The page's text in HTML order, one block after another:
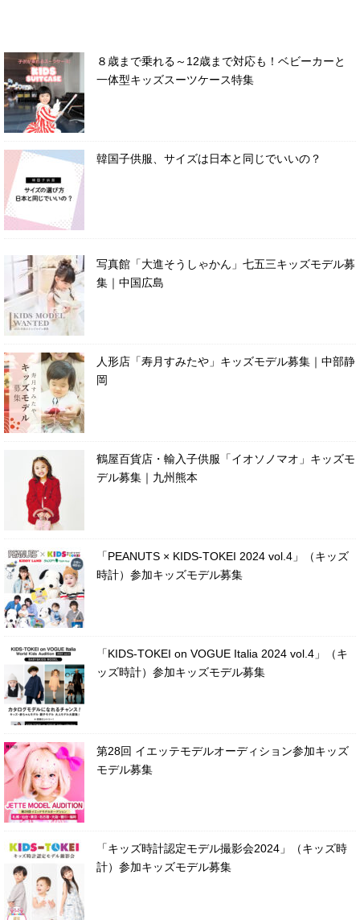
８歳まで乗れる～12歳まで対応も！ベビーカーと
一体型キッズスーツケース特集
韓国子供服、サイズは日本と同じでいいの？
写真館「大進そうしゃかん」七五三キッズモデル募
集｜中国広島
人形店「寿月すみたや」キッズモデル募集｜中部静
岡
鶴屋百貨店・輸入子供服「イオソノマオ」キッズモ
デル募集｜九州熊本
「PEANUTS × KIDS-TOKEI 2024 vol.4」（キッズ
時計）参加キッズモデル募集
「KIDS-TOKEI on VOGUE Italia 2024 vol.4」（キ
ッズ時計）参加キッズモデル募集
第28回 イエッテモデルオーディション参加キッズ
モデル募集
「キッズ時計認定モデル撮影会2024」（キッズ時
計）参加キッズモデル募集